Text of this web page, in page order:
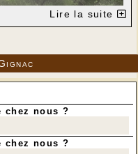
du rallye Castine
était en tête,
Lire la suite
chez nous ?
chez nous ?